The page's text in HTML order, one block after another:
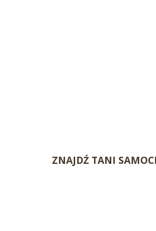
ZNAJDŹ TANI